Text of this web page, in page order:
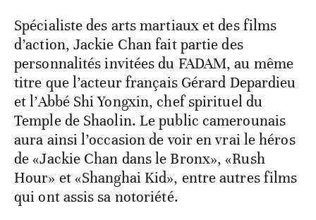
Spécialiste des arts martiaux et des films
d’action, Jackie Chan fait partie des
personnalités invitées du FADAM, au même
titre que l’acteur français Gérard Depardieu
et l’Abbé Shi Yongxin, chef spirituel du
Temple de Shaolin. Le public camerounais
aura ainsi l’occasion de voir en vrai le héros
de «Jackie Chan dans le Bronx», «Rush
Hour» et «Shanghai Kid», entre autres films
qui ont assis sa notoriété.